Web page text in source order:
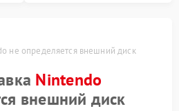
не определяется внешний диск
Nintendo
внешний диск